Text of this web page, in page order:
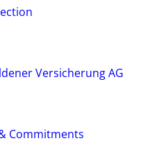
Versicherung AG
Commitments